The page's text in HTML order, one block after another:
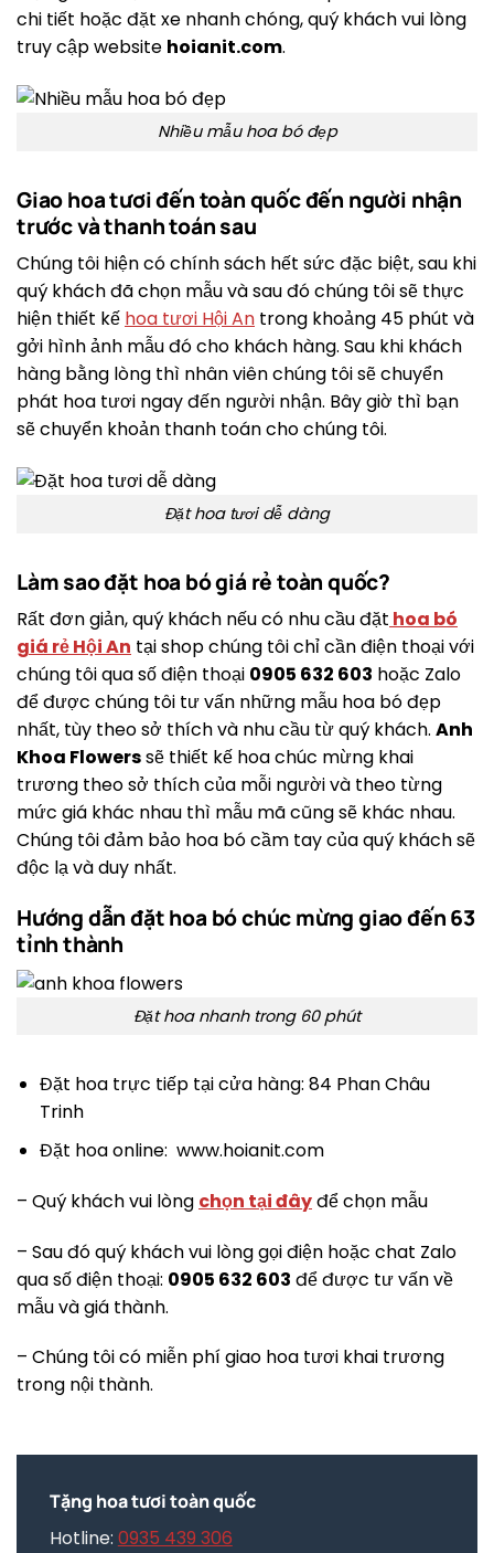
chi tiết hoặc đặt xe nhanh chóng, quý khách vui lòng
truy cập website hoianit.com.
Nhiều mẫu hoa bó đẹp
Giao hoa tươi đến toàn quốc đến người nhận
trước và thanh toán sau
Chúng tôi hiện có chính sách hết sức đặc biệt, sau khi
quý khách đã chọn mẫu và sau đó chúng tôi sẽ thực
hiện thiết kế hoa tươi Hội An trong khoảng 45 phút và
gởi hình ảnh mẫu đó cho khách hàng. Sau khi khách
hàng bằng lòng thì nhân viên chúng tôi sẽ chuyển
phát hoa tươi ngay đến người nhận. Bây giờ thì bạn
sẽ chuyển khoản thanh toán cho chúng tôi.
Đặt hoa tươi dễ dàng
Làm sao đặt hoa bó giá rẻ toàn quốc?
Rất đơn giản, quý khách nếu có nhu cầu đặt hoa bó
giá rẻ Hội An tại shop chúng tôi chỉ cần điện thoại với
chúng tôi qua số điện thoại 0905 632 603 hoặc Zalo
để được chúng tôi tư vấn những mẫu hoa bó đẹp
nhất, tùy theo sở thích và nhu cầu từ quý khách. Anh
Khoa Flowerssẽ thiết kế hoa chúc mừng khai
trương theo sở thích của mỗi người và theo từng
mức giá khác nhau thì mẫu mã cũng sẽ khác nhau.
Chúng tôi đảm bảo hoa bó cầm tay của quý khách sẽ
độc lạ và duy nhất.
Hướng dẫn đặt hoa bó chúc mừng giao đến 63
tỉnh thành
Đặt hoa nhanh trong 60 phút
Đặt hoa trực tiếp tại cửa hàng: 84 Phan Châu
Trinh
Đặt hoa online: www.hoianit.com
– Quý khách vui lòng chọn tại đâyđể chọn mẫu
– Sau đó quý khách vui lòng gọi điện hoặc chat Zalo
qua số điện thoại: 0905 632 603 để được tư vấn về
mẫu và giá thành.
– Chúng tôi có miễn phí giao hoa tươi khai trương
trong nội thành.
Tặng hoa tươi toàn quốc
Hotline: 0935 439 306